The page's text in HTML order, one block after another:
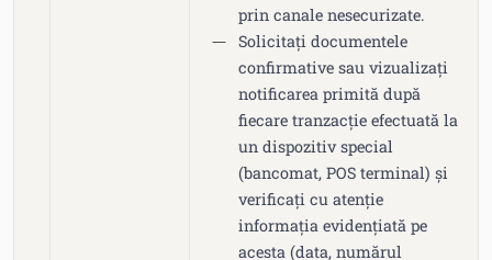
prin canale nesecurizate.
Solicitați documentele
confirmative sau vizualizați
notificarea primită după
fiecare tranzacție efectuată la
un dispozitiv special
(bancomat, POS terminal) şi
verificați cu atenție
informația evidențiată pe
acesta (data, numărul